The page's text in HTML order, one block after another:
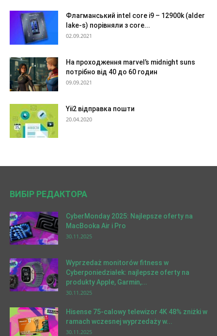
Флагманський intel core i9 – 12900k (alder
lake-s) порівняли з core...
02.09.2021
На проходження marvel’s midnight suns
потрібно від 40 до 60 годин
09.09.2021
Yii2 відправка пошти
20.04.2020
ВИБІР РЕДАКТОРА
CyberMonday 2025: Najlepsze oferty na
MacBooka Air i Pro
30.11.2025
Wyprzedaż monitorów fitness w
Cyberponiedziałek: najlepsze oferty na
produkty Apple, Garmin,...
30.11.2025
Hisense 75-calowy telewizor 4K 48% zniżki w
ramach wczesnej wyprzedaży w...
30.11.2025